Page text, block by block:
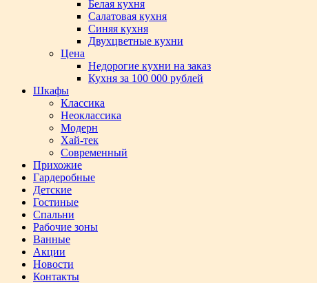
Белая кухня
Салатовая кухня
Синяя кухня
Двухцветные кухни
Цена
Недорогие кухни на заказ
Кухня за 100 000 рублей
Шкафы
Классика
Неоклассика
Модерн
Хай-тек
Современный
Прихожие
Гардеробные
Детские
Гостиные
Спальни
Рабочие зоны
Ванные
Акции
Новости
Контакты